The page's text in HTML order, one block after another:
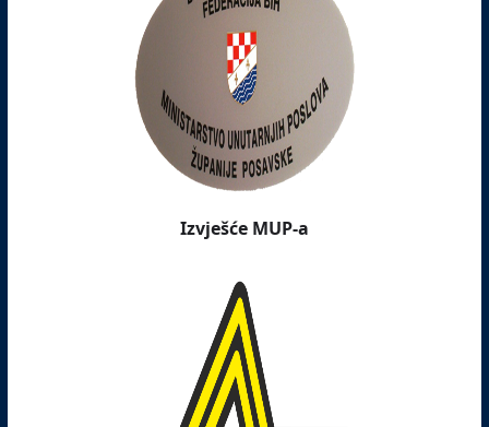
Izvješće MUP-a